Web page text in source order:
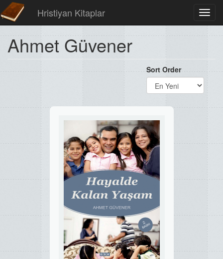
Hristiyan Kitaplar
Ahmet Güvener
Sort Order